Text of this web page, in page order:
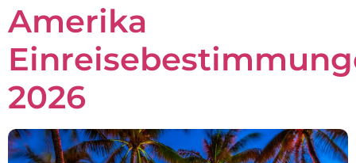
Amerika
2026